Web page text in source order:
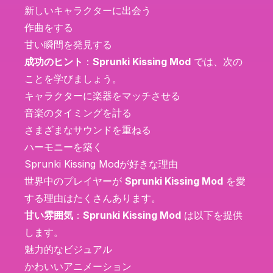
新しいキャラクターに出会う
作曲をする
甘い瞬間を発見する
成功のヒント ： Sprunki Kissing Mod では、次の
ことを学びましょう。
キャラクターに楽器をマッチさせる
音楽のタイミングを計る
さまざまなサウンドを重ねる
ハーモニーを築く
Sprunki Kissing Modが好きな理由
世界中のプレイヤーが Sprunki Kissing Mod を愛
する理由はたくさんあります。
甘い雰囲気 ： Sprunki Kissing Mod は以下を提供
します。
魅力的なビジュアル
かわいいアニメーション